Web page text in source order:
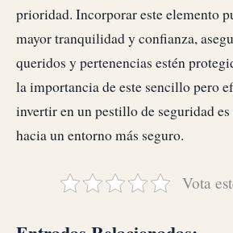
prioridad. Incorporar este elemento
mayor tranquilidad y confianza,
queridos y pertenencias estén
la importancia de este sencillo pero
invertir en un pestillo de seguridad
hacia un entorno más seguro.
Vota